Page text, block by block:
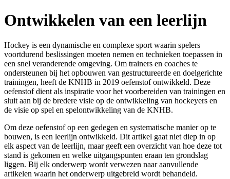
Ontwikkelen van een leerlijn
Hockey is een dynamische en complexe sport waarin spelers
voortdurend beslissingen moeten nemen en technieken toepassen in
een snel veranderende omgeving. Om trainers en coaches te
ondersteunen bij het opbouwen van gestructureerde en doelgerichte
trainingen, heeft de KNHB in 2019 oefenstof ontwikkeld. Deze
oefenstof dient als inspiratie voor het voorbereiden van trainingen en
sluit aan bij de bredere visie op de ontwikkeling van hockeyers en
de visie op spel en spelontwikkeling van de KNHB.
Om deze oefenstof op een gedegen en systematische manier op te
bouwen, is een leerlijn ontwikkeld. Dit artikel gaat niet diep in op
elk aspect van de leerlijn, maar geeft een overzicht van hoe deze tot
stand is gekomen en welke uitgangspunten eraan ten grondslag
liggen. Bij elk onderwerp wordt verwezen naar aanvullende
artikelen waarin het onderwerp uitgebreid wordt behandeld.